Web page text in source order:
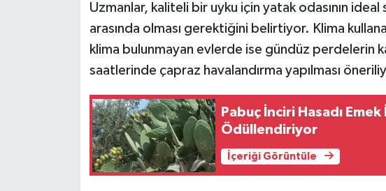
Uzmanlar, kaliteli bir uyku için yatak odasının ideal
arasında olması gerektiğini belirtiyor. Klima
klima bulunmayan evlerde ise gündüz perdelerin
saatlerinde çapraz havalandırma yapılması
Pabuç İnciri Hasadı
Ödüllendiriyor
İçeriği Görüntüle